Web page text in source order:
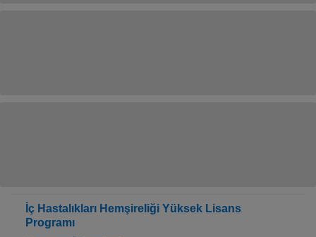
İç Hastalıkları Hemşireliği Yüksek Lisans
Programı